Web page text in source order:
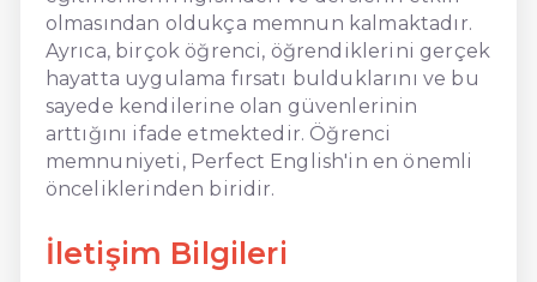
olmasından oldukça memnun kalmaktadır.
Ayrıca, birçok öğrenci, öğrendiklerini gerçek
hayatta uygulama fırsatı bulduklarını ve bu
sayede kendilerine olan güvenlerinin
arttığını ifade etmektedir. Öğrenci
memnuniyeti, Perfect English'in en önemli
önceliklerinden biridir.
İletişim Bilgileri